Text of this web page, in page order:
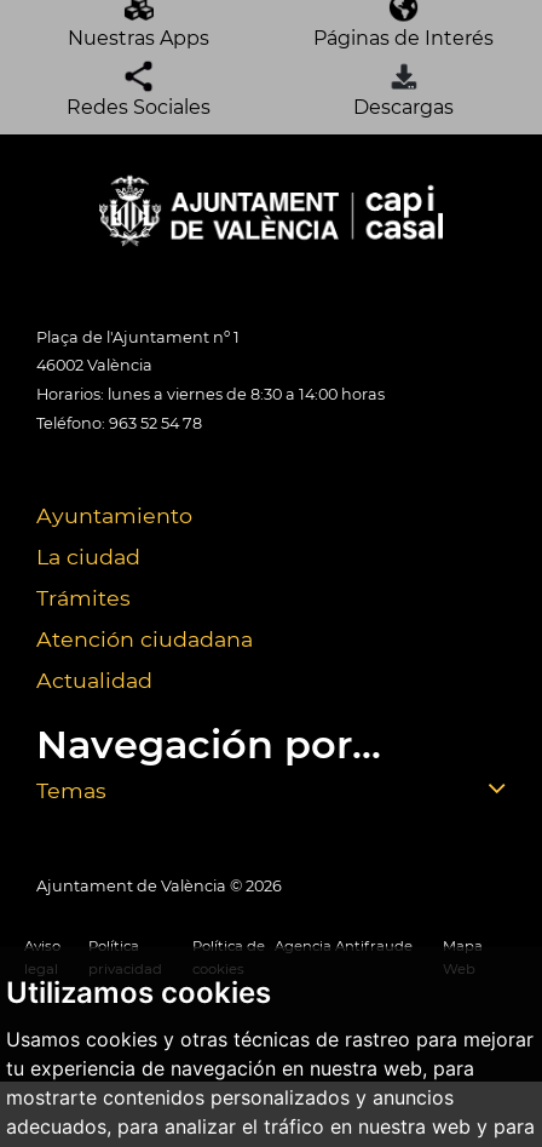
Utilizamos cookies
Usamos cookies y otras técnicas de rastreo para mejorar
tu experiencia de navegación en nuestra web, para
mostrarte contenidos personalizados y anuncios
adecuados, para analizar el tráfico en nuestra web y para
Nuestras Apps Páginas de Interés
Redes Sociales Descargas
Plaça de l'Ajuntament nº 1
46002 València
Horarios: lunes a viernes de 8:30 a 14:00 horas
Teléfono: 963 52 54 78
Ayuntamiento
La ciudad
Trámites
Atención ciudadana
Actualidad
Navegación por...
Temas
Ajuntament de València © 2026
Aviso
legal
Política
privacidad
Política de
cookies
Agencia Antifraude
Mapa
Web